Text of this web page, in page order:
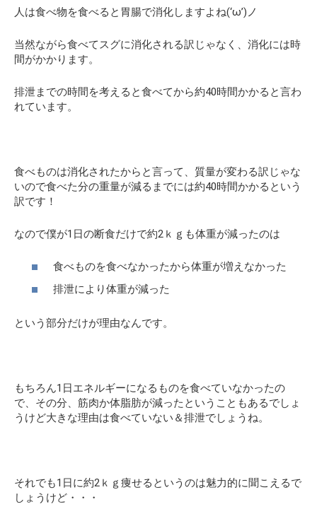
人は食べ物を食べると胃腸で消化しますよね(‘ω’)ノ
当然ながら食べてスグに消化される訳じゃなく、消化には時
間がかかります。
排泄までの時間を考えると食べてから約40時間かかると言わ
れています。
食べものは消化されたからと言って、質量が変わる訳じゃな
いので食べた分の重量が減るまでには約40時間かかるという
訳です！
なので僕が1日の断食だけで約2ｋｇも体重が減ったのは
食べものを食べなかったから体重が増えなかった
排泄により体重が減った
という部分だけが理由なんです。
もちろん1日エネルギーになるものを食べていなかったの
で、その分、筋肉か体脂肪が減ったということもあるでしょ
うけど大きな理由は食べていない＆排泄でしょうね。
それでも1日に約2ｋｇ痩せるというのは魅力的に聞こえるで
しょうけど・・・